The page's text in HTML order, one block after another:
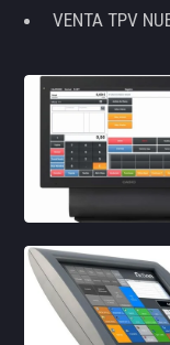
VENTA TPV